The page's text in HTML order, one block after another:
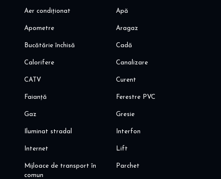
Aer condiționat Apă
Apometre Aragaz
Bucătărie închisă Cadă
Calorifere Canalizare
CATV Curent
Faianță Ferestre PVC
Gaz Gresie
Iluminat stradal Interfon
Internet Lift
Mijloace de transport în
comun
Parchet